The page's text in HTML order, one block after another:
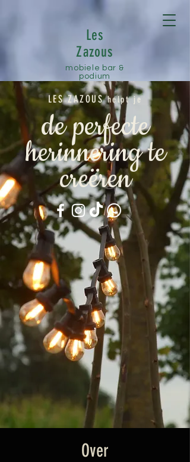
Les
Zazous
mobiele bar &
podium
LES ZAZOUShelpt je
de perfecte
herinnering te
creëren
Over